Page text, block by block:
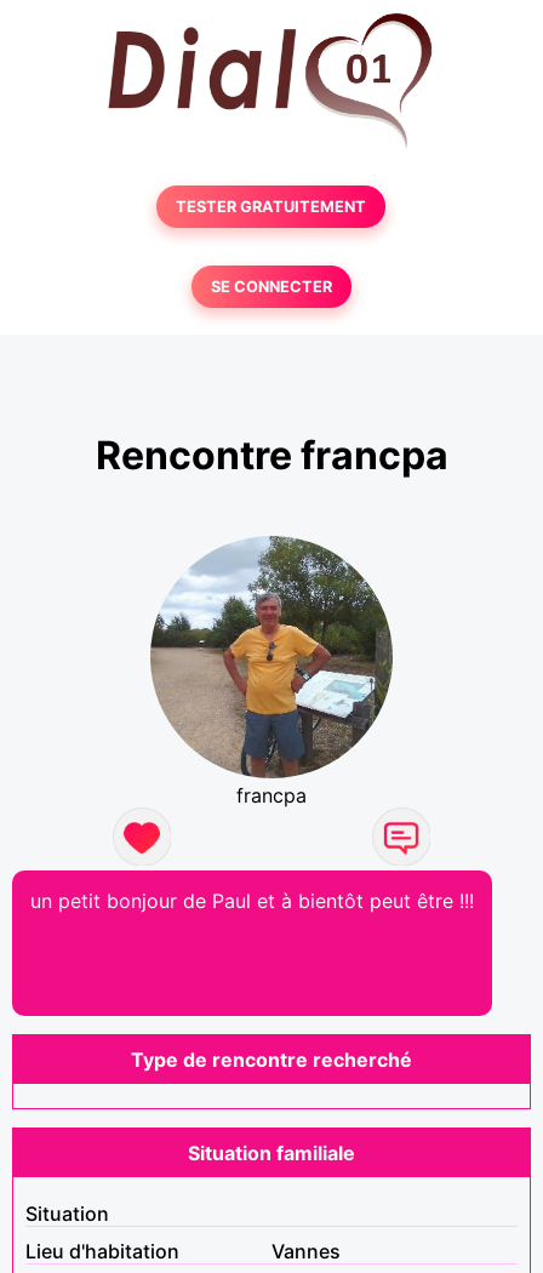
TESTER GRATUITEMENT
SE CONNECTER
Rencontre francpa
francpa
un petit bonjour de Paul et à bientôt peut être !!!
Type de rencontre recherché
Situation familiale
Situation
Lieu d'habitation
Vannes